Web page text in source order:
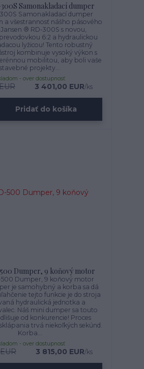
300S Samonakladací dumper
Samonakladací dumper
a všestrannosť nášho pásového
® RD-300S s novou,
6:2 a hydraulickou
lyžicou! Tento robustný
kombinuje vysoký výkon s
mobilitou, aby boli vaše
stavebné projekty...
3 401,00 EUR/ks
- over dostupnosť
Pridať do košíka
500 Dumper, 9 koňový motor
500 Dumper, 9 koňový motor
je samohybný a korba sa dá
tejto funkcie je do stroja
hydraulická jednotka a
Náš mini dumper sa touto
od konkurencie! Proces
trvá niekoľkých sekúnd.
Korba...
3 815,00 EUR/ks
- over dostupnosť